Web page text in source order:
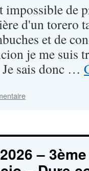
impossible de
d'un torero
et de
je me suis
sais donc …
–